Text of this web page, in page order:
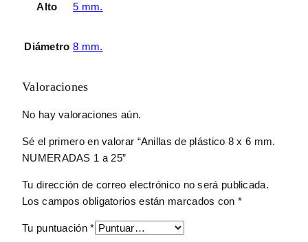
Alto 5 mm.
Diámetro 8 mm.
Valoraciones
No hay valoraciones aún.
Sé el primero en valorar “Anillas de plástico 8 x 6 mm.
NUMERADAS 1 a 25”
Tu dirección de correo electrónico no será publicada.
Los campos obligatorios están marcados con *
Tu puntuación*